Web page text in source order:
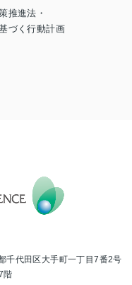
推進法・
づく行動計画
代田区大手町一丁目7番2号
階